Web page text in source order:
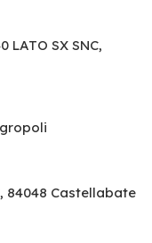
LATO SX SNC,
84048 Castellabate